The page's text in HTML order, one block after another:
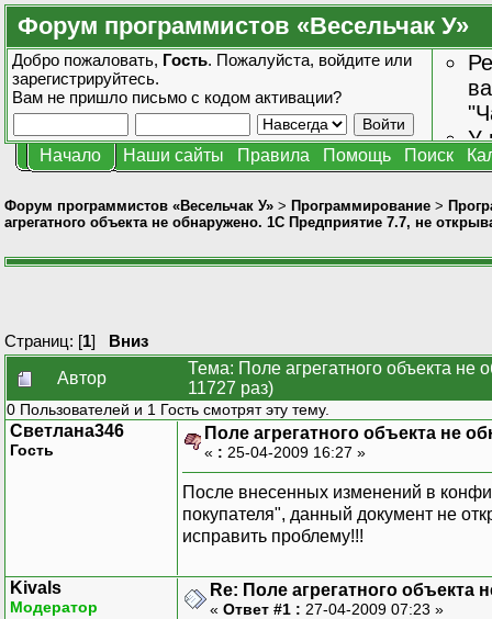
Форум программистов «Весельчак У»
Добро пожаловать, Гость. Пожалуйста, войдите или
зарегистрируйтесь.
Вам не пришло письмо с кодом активации?
У
Начало Наши сайты Правила Помощь Поиск
Форум программистов «Весельчак У» > Программирование >
агрегатного объекта не обнаружено. 1С Предприятие 7.7, не
Страниц: [1] Вниз
Автор
Тема: Поле агрегатного объекта
11727 раз)
0 Пользователей и 1 Гость смотрят эту тему.
Светлана346
Гость
Поле агрегатного объекта не
« : 25-04-2009 16:27 »
После внесенных изменений в
покупателя", данный документ не
исправить проблему!!!
Kivals
Модератор
Re: Поле агрегатного
« Ответ #1 : 27-04-2009 07:23 »